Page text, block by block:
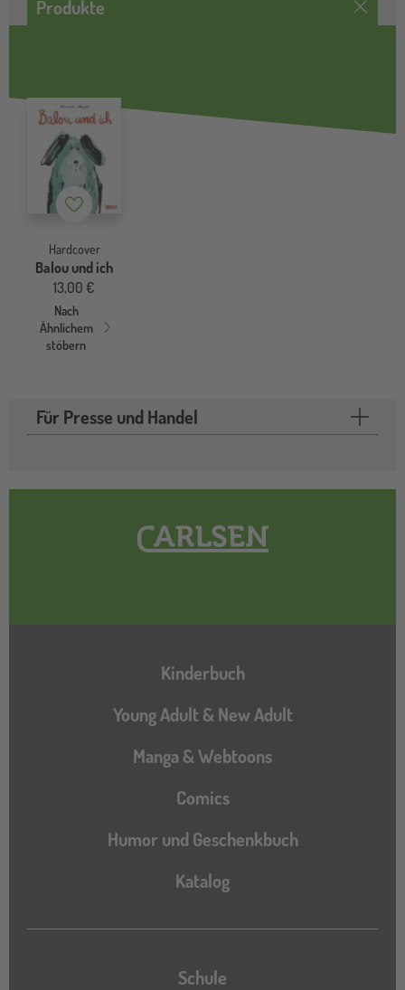
Produkte
Merkzettel
Hardcover
Balou und ich
13,00 €
Nach
Ähnlichem
stöbern
Für Presse und Handel
Hauptnavigation
Kinderbuch
Young Adult & New Adult
Manga & Webtoons
Comics
Humor und Geschenkbuch
Katalog
Katalog
Schule